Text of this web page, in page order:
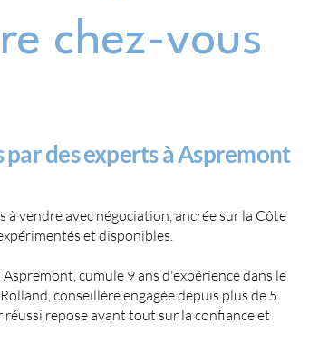
chez-vous
des experts à Aspremont
vendre avec négociation, ancrée sur la Côte
et disponibles.
cumule 9 ans d'expérience dans le
conseillère engagée depuis plus de 5
repose avant tout sur la confiance et